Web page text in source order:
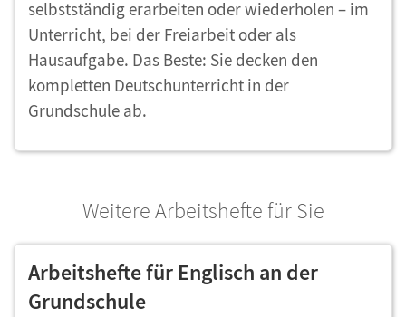
selbstständig erarbeiten oder wiederholen – im
Unterricht, bei der Freiarbeit oder als
Hausaufgabe. Das Beste: Sie decken den
kompletten Deutschunterricht in der
Grundschule ab.
Weitere Arbeitshefte für Sie
Arbeitshefte für Englisch an der
Grundschule